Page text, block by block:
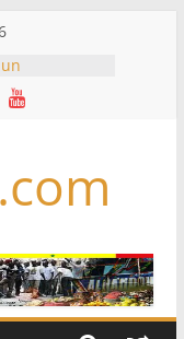
de
Biya est hors
dominé par
pour tirer
univers
Mehdi